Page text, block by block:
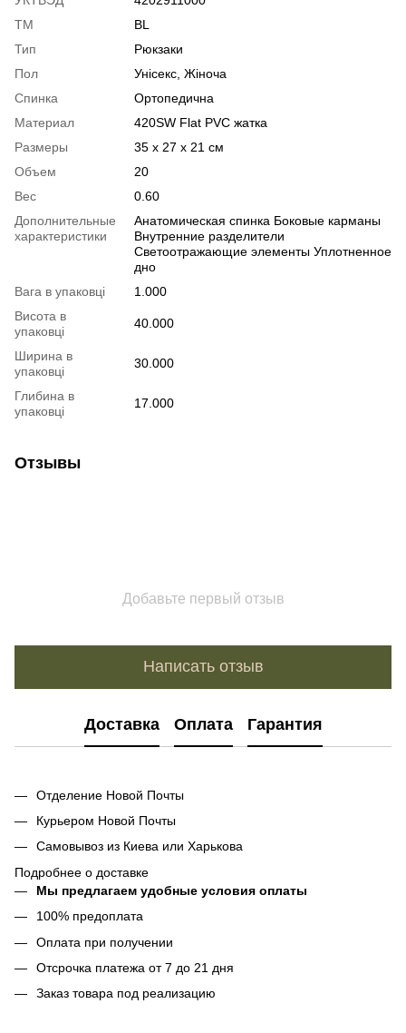
ТМ
BL
Тип
Рюкзаки
Пол
Унісекс, Жіноча
Спинка
Ортопедична
Материал
420SW Flat PVC жатка
Размеры
35 x 27 x 21 см
Объем
20
Вес
0.60
Дополнительные
характеристики
Анатомическая спинка Боковые карманы
Внутренние разделители
Светоотражающие элементы Уплотненное
дно
Вага в упаковці
1.000
Висота в
упаковці
40.000
Ширина в
упаковці
30.000
Глибина в
упаковці
17.000
Отзывы
Добавьте первый отзыв
Написать отзыв
Доставка Оплата Гарантия
Отделение Новой Почты
Курьером Новой Почты
Самовывоз из Киева или Харькова
Подробнее о доставке
Мы предлагаем удобные условия оплаты
100% предоплата
Оплата при получении
Отсрочка платежа от 7 до 21 дня
Заказ товара под реализацию